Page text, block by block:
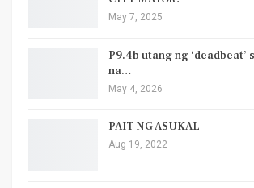
May 7, 2025
P9.4b utang ng ‘deadbeat’
na…
May 4, 2026
PAIT NG ASUKAL
Aug 19, 2022